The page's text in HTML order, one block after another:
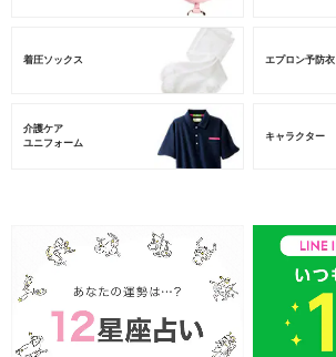
着圧ソックス エプロン予防衣
介護ケア
ユニフォーム
キャラクター